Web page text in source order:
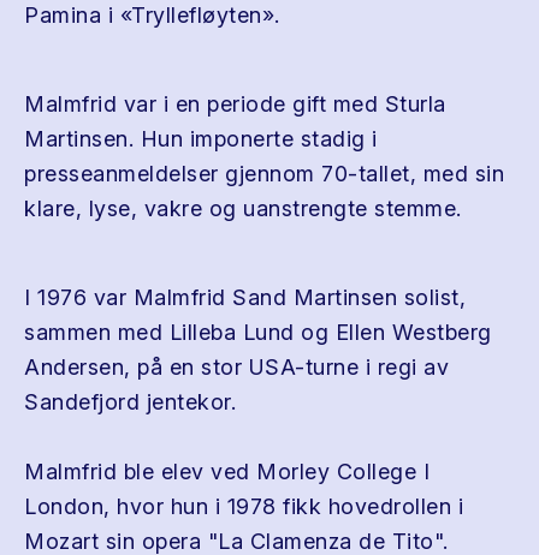
Pamina i «Tryllefløyten».
Malmfrid var i en periode gift med Sturla
Martinsen. Hun imponerte stadig i
presseanmeldelser gjennom 70-tallet, med sin
klare, lyse, vakre og uanstrengte stemme.
I 1976 var Malmfrid Sand Martinsen solist,
sammen med Lilleba Lund og Ellen Westberg
Andersen, på en stor USA-turne i regi av
Sandefjord jentekor.
Malmfrid ble elev ved Morley College I
London, hvor hun i 1978 fikk hovedrollen i
Mozart sin opera "La Clamenza de Tito".